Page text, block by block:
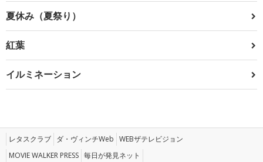
夏休み（夏祭り）
紅葉
イルミネーション
レタスクラブ ダ・ヴィンチWeb WEBザテレビジョン
MOVIE WALKER PRESS 毎日が発見ネット